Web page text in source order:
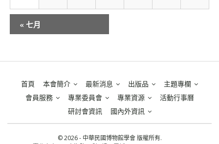
行
曆
月
« 七月
首頁 本會簡介 最新消息 出版品
主題專欄
會員服務
專業委員會 專業資源
活動行事曆
研討會資訊
國內外資訊
© 2026 - 中華民國博物館學會 版權所有.